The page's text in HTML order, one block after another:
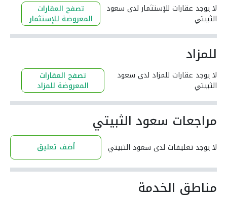
لا يوجد عقارات للإستثمار لدى سعود
الثبيتي
تصفح العقارات
المعروضة للإستثمار
للمزاد
لا يوجد عقارات للمزاد لدى سعود
الثبيتي
تصفح العقارات
المعروضة للمزاد
مراجعات سعود الثبيتي
لا يوجد تعليقات لدى سعود الثبيتي أضف تعليق
مناطق الخدمة